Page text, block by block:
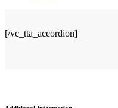
[/vc_tta_accordion]